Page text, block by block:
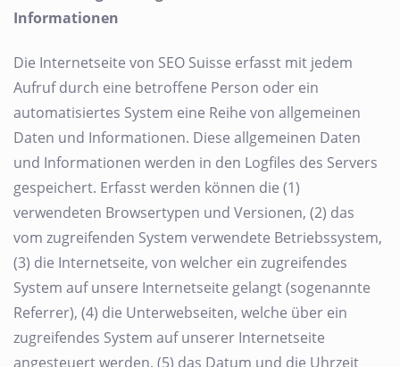
Informationen
Die Internetseite von SEO Suisse erfasst mit jedem
Aufruf durch eine betroffene Person oder ein
automatisiertes System eine Reihe von allgemeinen
Daten und Informationen. Diese allgemeinen Daten
und Informationen werden in den Logfiles des Servers
gespeichert. Erfasst werden können die (1)
verwendeten Browsertypen und Versionen, (2) das
vom zugreifenden System verwendete Betriebssystem,
(3) die Internetseite, von welcher ein zugreifendes
System auf unsere Internetseite gelangt (sogenannte
Referrer), (4) die Unterwebseiten, welche über ein
zugreifendes System auf unserer Internetseite
angesteuert werden, (5) das Datum und die Uhrzeit